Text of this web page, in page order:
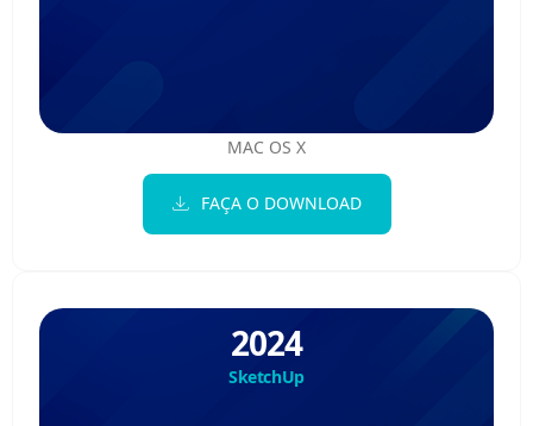
MAC OS X
FAÇA O DOWNLOAD
2024
SketchUp